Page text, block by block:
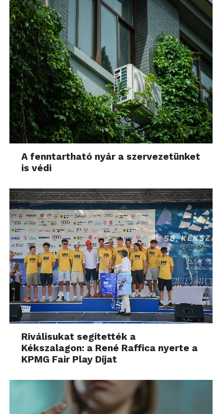
A fenntartható nyár a szervezetünket
is védi
Riválisukat segítették a
Kékszalagon: a René Raffica nyerte a
KPMG Fair Play Díjat